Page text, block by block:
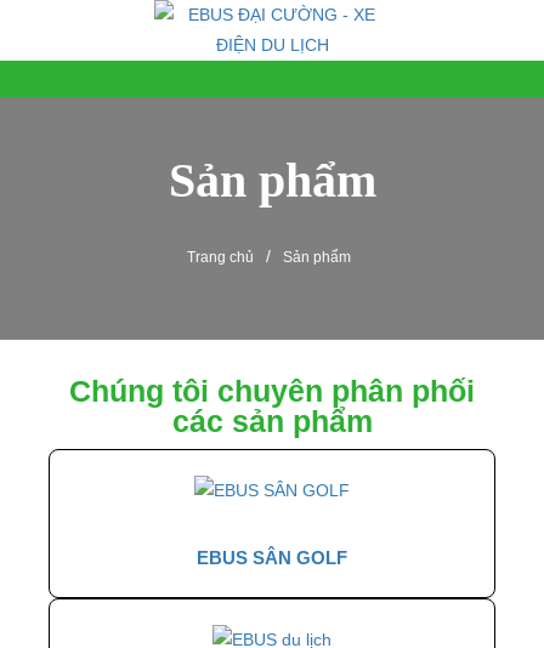
Sản phẩm
Trang chủ / Sản phẩm
Chúng tôi chuyên phân phối
các sản phẩm
EBUS SÂN GOLF